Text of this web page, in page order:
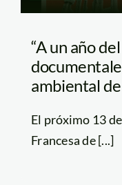
“A un año
ambiental
El próximo 13
Francesa de [...]